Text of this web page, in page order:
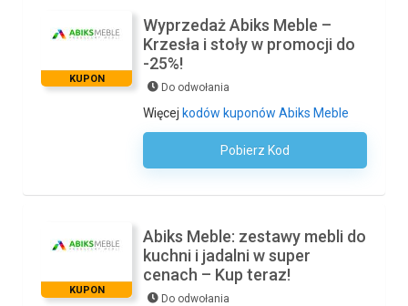
KUPON
Wyprzedaż Abiks Meble –
Krzesła i stoły w promocji do
-25%!
Do odwołania
Więcej kodów kuponów Abiks Meble
Pobierz Kod
Kod Nie Jest Wymagany
KUPON
Abiks Meble: zestawy mebli do
kuchni i jadalni w super
cenach – Kup teraz!
Do odwołania